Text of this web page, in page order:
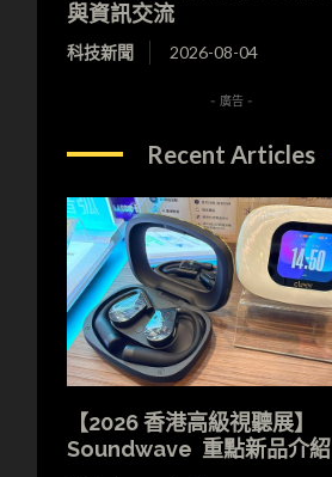
與資訊交流
科技新聞 2026-08-04
- 廣告 -
Recent Articles
【2026 香港高級視聽展】
Soundwave 重點新品介紹